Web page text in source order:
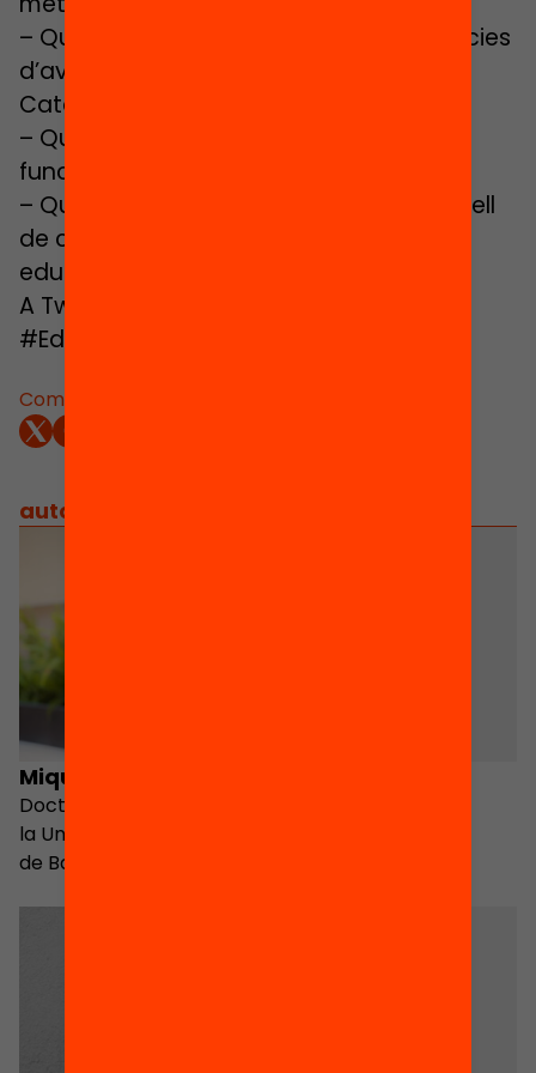
Comparteix:
– Què podem aprendre de les experiències
d’avaluació que s’han dut a terme a
Catalunya?
– Quines estratègies i instruments
funcionen per avaluar-les?
– Quines mesures caldria impulsar a nivell
de centres o des de les polítiques
educatives per poder avaluar-les?
A Twitter: @FundacioBofill @Ivalua_Cat
#EduEvidències.
autors
Miquel Àngel Alegre
Doctor en Sociologia per
la Universitat Autònoma
de Barcelona